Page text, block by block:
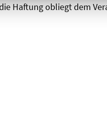
Haftung obliegt dem
neu laden